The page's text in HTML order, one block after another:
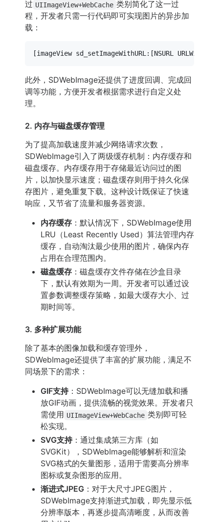
过 UIImageView+WebCache 类别简化了这一过
程，开发者只需一行代码即可实现图片的异步加
载：
此外，SDWebImage还提供了进度回调、完成回
调等功能，方便开发者根据需求进行自定义处
理。
2. 内存与磁盘缓存管理
为了提高加载速度并减少网络请求次数，
SDWebImage引入了两级缓存机制：内存缓存和
磁盘缓存。内存缓存用于存储最近访问过的图
片，以加快显示速度；磁盘缓存则用于持久化保
存图片，避免重复下载。这种设计既保证了快速
响应，又节省了流量和服务器资源。
内存缓存 ：默认情况下，SDWebImage使用
LRU（Least Recently Used）算法管理内存
缓存，自动淘汰最少使用的图片，确保内存
占用在合理范围内。
磁盘缓存 ：磁盘缓存文件存储在沙盒目录
下，默认有效期为一周。开发者可以通过设
置参数调整缓存策略，如最大缓存大小、过
期时间等。
3. 多种扩展功能
除了基本的图像加载和缓存管理外，
SDWebImage还提供了丰富的扩展功能，满足不
同场景下的需求：
GIF支持：SDWebImage可以无缝加载和播
放GIF动画，提供流畅的视觉效果。开发者只
需使用 UIImageView+WebCache 类别即可轻
松实现。
SVG支持：通过集成第三方库（如
SVGKit），SDWebImage能够解析和渲染
SVG格式的矢量图形，适用于需要高分辨率
图标或复杂图形的应用。
渐进式JPEG ：对于大尺寸JPEG图片，
SDWebImage支持渐进式加载，即先显示低
分辨率版本，再逐步提高清晰度，从而改善